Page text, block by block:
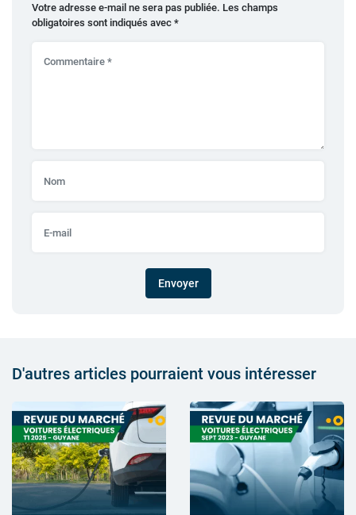
Votre adresse e-mail ne sera pas publiée. Les champs
obligatoires sont indiqués avec *
Envoyer
D'autres articles pourraient vous intéresser